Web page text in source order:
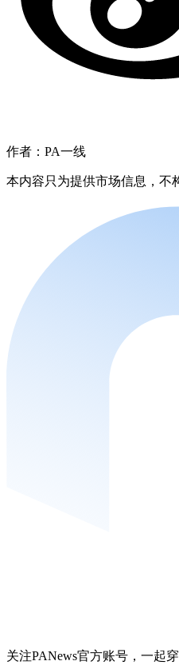
作者：PA一线
本内容只为提供市场信息，不
关注PANews官方账号，一起